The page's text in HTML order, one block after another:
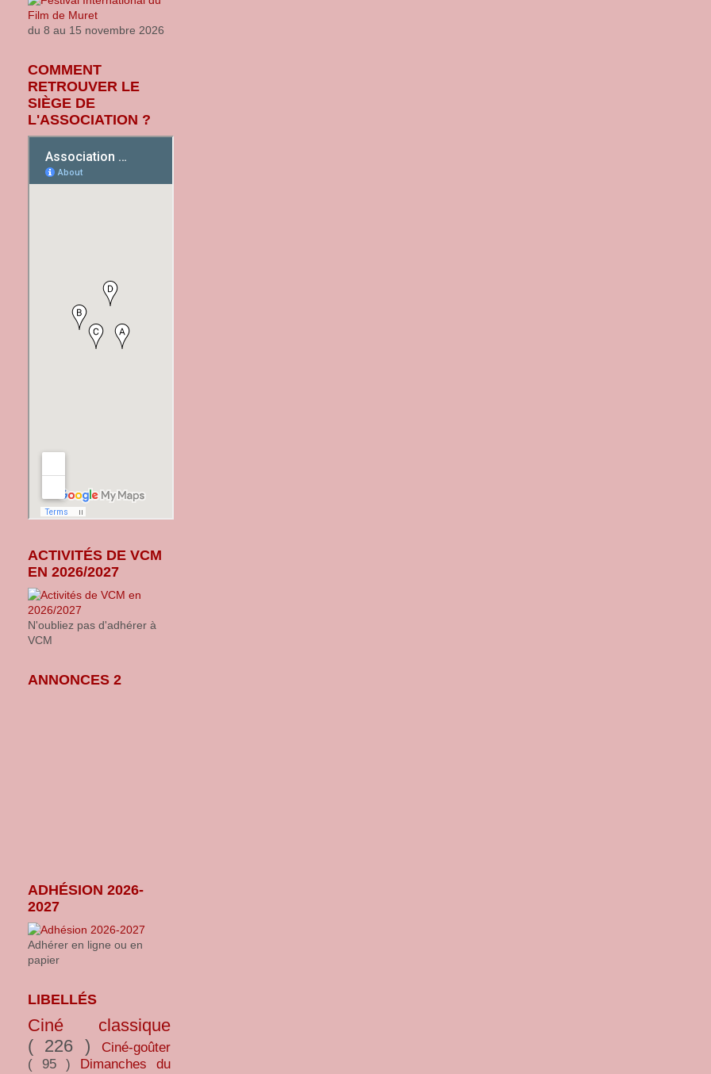
du 8 au 15 novembre 2026
COMMENT
RETROUVER LE
SIÈGE DE
L'ASSOCIATION ?
ACTIVITÉS DE VCM
EN 2026/2027
N'oubliez pas d'adhérer à
VCM
ANNONCES 2
ADHÉSION 2026-
2027
Adhérer en ligne ou en
papier
LIBELLÉS
Ciné classique
( 226 )
Ciné-goûter
( 95 ) Dimanches du